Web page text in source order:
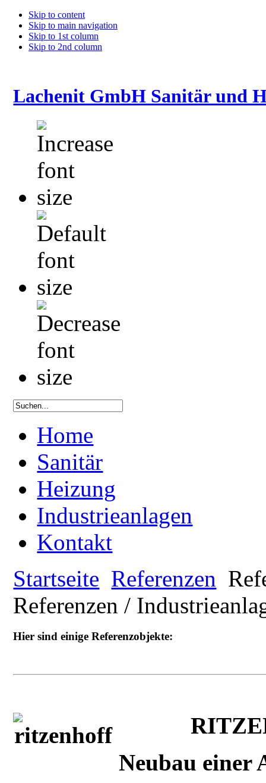
Skip to content
Skip to main navigation
Skip to 1st column
Skip to 2nd column
Lachenit GmbH Sanitär und
Home
Sanitär
Heizung
Industrieanlagen
Kontakt
Startseite Referenzen
Referenzen /
Hier sind einige Referenzobjekte:
Neubau einer